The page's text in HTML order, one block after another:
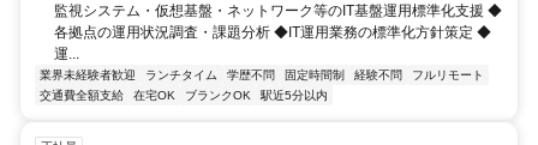
監視システム・仮想基盤・ネットワーク等のIT基盤運用標準化支援 ◆
各拠点の運用状況調査・課題分析 ◆IT運用業務の標準化方針策定 ◆
運...
業界未経験者歓迎 ランチタイム 学歴不問 固定時間制 経験不問
フルリモート
交通費全額支給
在宅OK ブランクOK 駅近5分以内